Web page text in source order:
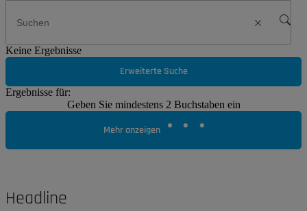
Keine Ergebnisse
Erweiterte Suche
Ergebnisse für:
Geben Sie mindestens 2 Buchstaben ein
Mehr anzeigen
Headline